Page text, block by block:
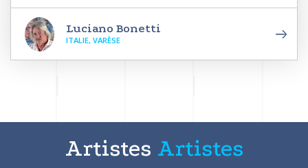
Luciano Bonetti
ITALIE, VARÈSE
Artistes Artistes